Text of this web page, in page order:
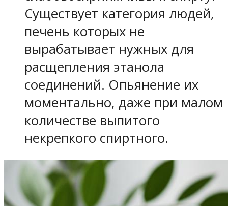
Существует категория людей,
печень которых не
вырабатывает нужных для
расщепления этанола
соединений. Опьянение их
моментально, даже при малом
количестве выпитого
некрепкого спиртного.